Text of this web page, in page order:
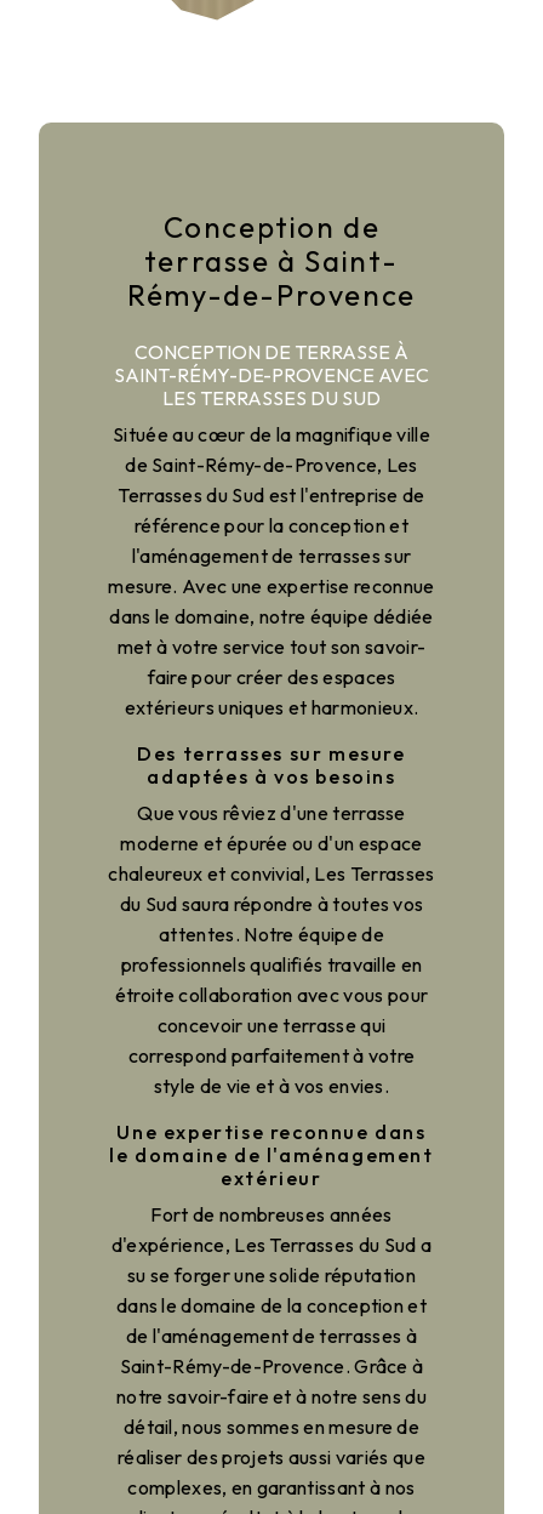
Conception de
terrasse à Saint-
Rémy-de-Provence
CONCEPTION DE TERRASSE À
SAINT-RÉMY-DE-PROVENCE AVEC
LES TERRASSES DU SUD
Située au cœur de la magnifique ville
de Saint-Rémy-de-Provence, Les
Terrasses du Sud est l'entreprise de
référence pour la conception et
l'aménagement de terrasses sur
mesure. Avec une expertise reconnue
dans le domaine, notre équipe dédiée
met à votre service tout son savoir-
faire pour créer des espaces
extérieurs uniques et harmonieux.
Des terrasses sur mesure
adaptées à vos besoins
Que vous rêviez d'une terrasse
moderne et épurée ou d'un espace
chaleureux et convivial, Les Terrasses
du Sud saura répondre à toutes vos
attentes. Notre équipe de
professionnels qualifiés travaille en
étroite collaboration avec vous pour
concevoir une terrasse qui
correspond parfaitement à votre
style de vie et à vos envies.
Une expertise reconnue dans
le domaine de l'aménagement
extérieur
Fort de nombreuses années
d'expérience, Les Terrasses du Sud a
su se forger une solide réputation
dans le domaine de la conception et
de l'aménagement de terrasses à
Saint-Rémy-de-Provence. Grâce à
notre savoir-faire et à notre sens du
détail, nous sommes en mesure de
réaliser des projets aussi variés que
complexes, en garantissant à nos